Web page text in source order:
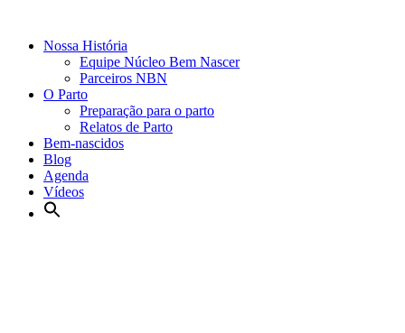
Nossa História
Equipe Núcleo Bem Nascer
Parceiros NBN
O Parto
Preparação para o parto
Relatos de Parto
Bem-nascidos
Blog
Agenda
Vídeos